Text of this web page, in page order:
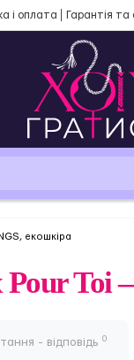
і оплата Гарантія та
екошкіра
Pour
- відповідь 0